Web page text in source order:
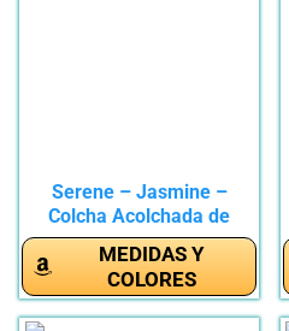
Serene – Jasmine –
Colcha Acolchada de
fácil...
MEDIDAS Y
COLORES